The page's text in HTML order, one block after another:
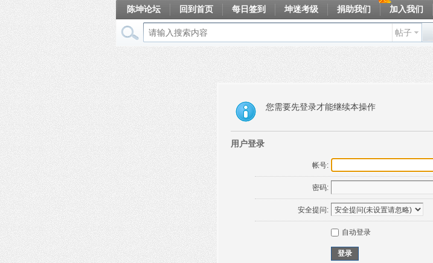
陈坤论坛 回到首页 每日签到 坤迷考级 捐助我们 加入我们
帖子
您需要先登录才能继续本操作
用户登录
帐号:
密码:
安全提问:
自动登录
登录